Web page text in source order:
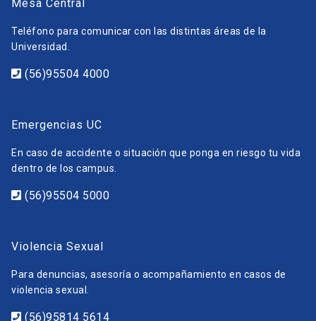
Mesa Central
Teléfono para comunicar con las distintas áreas de la
Universidad.
(56)95504 4000
Emergencias UC
En caso de accidente o situación que ponga en riesgo tu vida
dentro de los campus.
(56)95504 5000
Violencia Sexual
Para denuncias, asesoría o acompañamiento en casos de
violencia sexual.
(56)95814 5614